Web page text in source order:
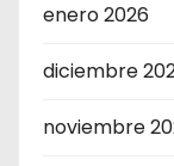
enero 2026
diciembre
noviembre